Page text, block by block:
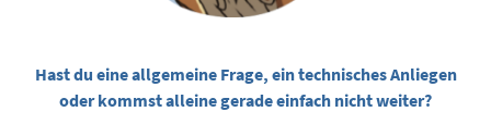
Hast du eine allgemeine Frage, ein technisches Anliegen
oder kommst alleine gerade einfach nicht weiter?